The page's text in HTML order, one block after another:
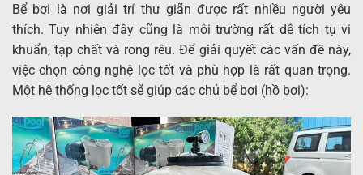
Bể bơi là nơi giải trí thư giãn được rất nhiều người yêu
thích. Tuy nhiên đây cũng là môi trường rất dễ tích tụ vi
khuẩn, tạp chất và rong rêu. Để giải quyết các vấn đề này,
việc chọn công nghệ lọc tốt và phù hợp là rất quan trọng.
Một hệ thống lọc tốt sẽ giúp các chủ bể bơi (hồ bơi):